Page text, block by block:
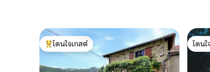
โดนใจเกสต์ที่สุด
โดนใจเกสต์
โดน
โดนใ